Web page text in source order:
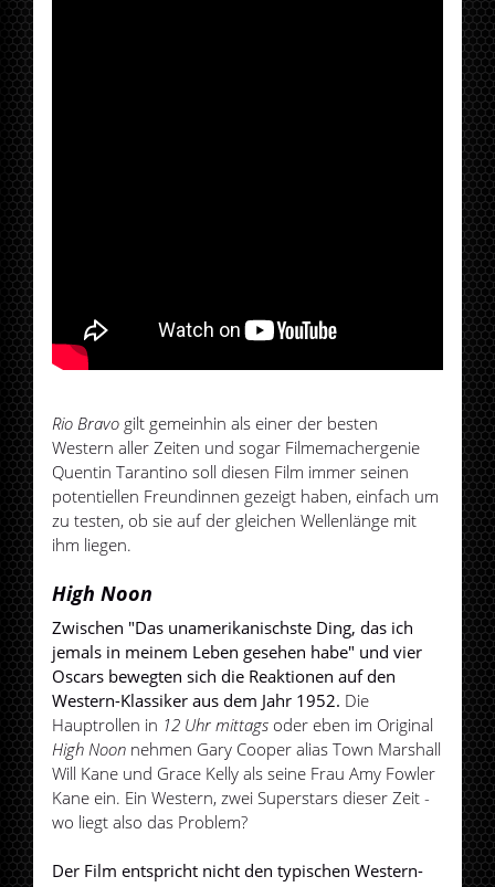
Rio Bravo gilt gemeinhin als einer der besten
Western aller Zeiten und sogar Filmemachergenie
Quentin Tarantino soll diesen Film immer seinen
potentiellen Freundinnen gezeigt haben, einfach um
zu testen, ob sie auf der gleichen Wellenlänge mit
ihm liegen.
High Noon
Zwischen "Das unamerikanischste Ding, das ich
jemals in meinem Leben gesehen habe" und vier
Oscars bewegten sich die Reaktionen auf den
Western-Klassiker aus dem Jahr 1952. Die
Hauptrollen in 12 Uhr mittags oder eben im Original
High Noon nehmen Gary Cooper alias Town Marshall
Will Kane und Grace Kelly als seine Frau Amy Fowler
Kane ein. Ein Western, zwei Superstars dieser Zeit -
wo liegt also das Problem?
Der Film entspricht nicht den typischen Western-